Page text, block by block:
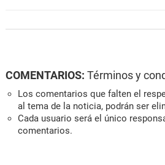
COMENTARIOS: Términos y
Los comentarios que falten el
al tema de la noticia, podrán ser
Cada usuario será el único
comentarios.